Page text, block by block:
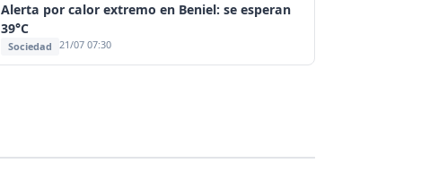
Alerta por calor extremo en Beniel: se esperan
39°C
Sociedad 21/07 07:30